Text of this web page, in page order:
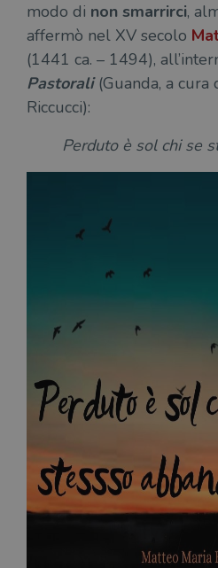
modo di non smarrirci,
affermò nel XV secolo
(1441 ca. – 1494),
Pastorali (Guanda, a cura
Riccucci):
Perduto è sol chi se